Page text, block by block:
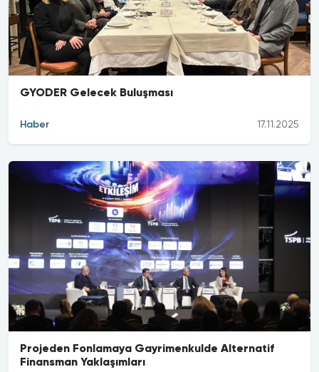
GYODER Gelecek Buluşması
Haber 17.11.2025
Projeden Fonlamaya Gayrimenkulde Alternatif
Finansman Yaklaşımları